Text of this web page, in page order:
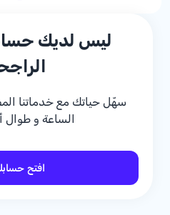
ليس لديك
سهّل حياتك مع خدماتنا
الساعة و طوال
افتح